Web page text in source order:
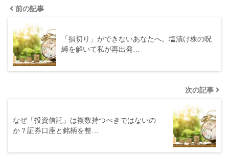
前の記事
「損切り」ができないあなたへ。塩漬け株の呪
縛を解いて私が再出発…
次の記事
なぜ「投資信託」は複数持つべきではないの
か？証券口座と銘柄を整…